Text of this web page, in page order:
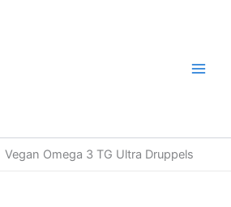
Vegan Omega 3 TG Ultra Druppels